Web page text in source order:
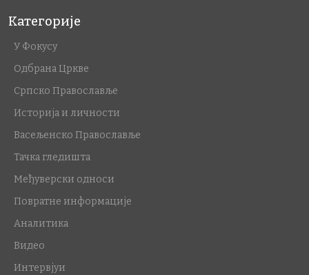
Категорије
У Фокусу
Одбрана Цркве
Српско Православље
Историја и личности
Васељенско Православље
Тачка гледишта
Међуверски односи
Повратне информације
Аналитика
Видео
Интервјуи